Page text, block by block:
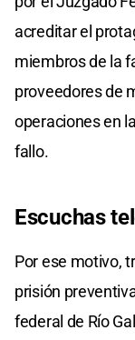
acreditar el
miembros de la
proveedores de
operaciones en
fallo.
Escuchas
Por ese motivo,
prisión
federal de Río